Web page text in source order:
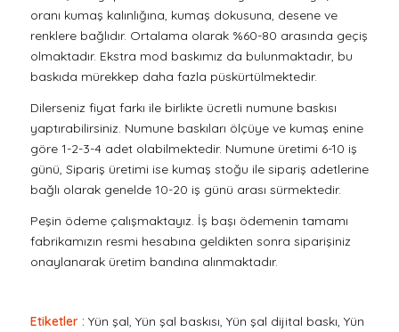
oranı kumaş kalınlığına, kumaş dokusuna, desene ve
renklere bağlıdır. Ortalama olarak %60-80 arasında geçiş
olmaktadır. Ekstra mod baskımız da bulunmaktadır, bu
baskıda mürekkep daha fazla püskürtülmektedir.
Dilerseniz fiyat farkı ile birlikte ücretli numune baskısı
yaptırabilirsiniz. Numune baskıları ölçüye ve kumaş enine
göre 1-2-3-4 adet olabilmektedir. Numune üretimi 6-10 iş
günü, Sipariş üretimi ise kumaş stoğu ile sipariş adetlerine
bağlı olarak genelde 10-20 iş günü arası sürmektedir.
Peşin ödeme çalışmaktayız. İş başı ödemenin tamamı
fabrikamızın resmi hesabına geldikten sonra siparişiniz
onaylanarak üretim bandına alınmaktadır.
Etiketler : Yün şal, Yün şal baskısı, Yün şal dijital baskı, Yün